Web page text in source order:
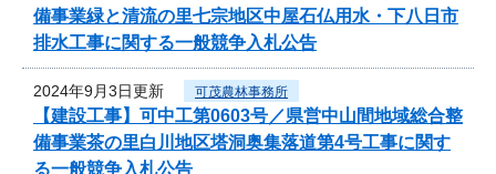
備事業緑と清流の里七宗地区中屋石仏用水・下八日市
排水工事に関する一般競争入札公告
2024年9月3日更新 可茂農林事務所
【建設工事】可中工第0603号／県営中山間地域総合整
備事業茶の里白川地区塔洞奥集落道第4号工事に関す
る一般競争入札公告